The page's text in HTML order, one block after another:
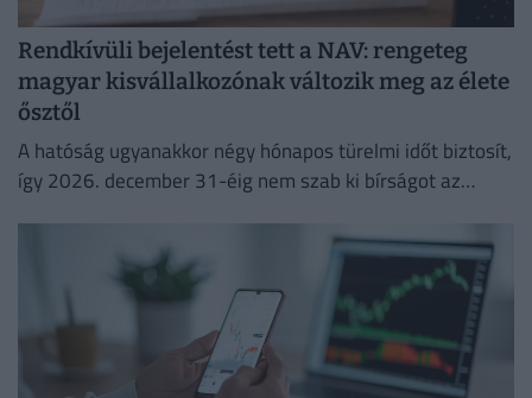
Rendkívüli bejelentést tett a NAV: rengeteg
magyar kisvállalkozónak változik meg az élete
ősztől
A hatóság ugyanakkor négy hónapos türelmi időt biztosít,
így 2026. december 31-éig nem szab ki bírságot az